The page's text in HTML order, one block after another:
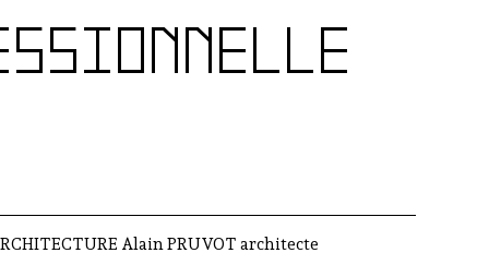
Alain PRUVOT architecte